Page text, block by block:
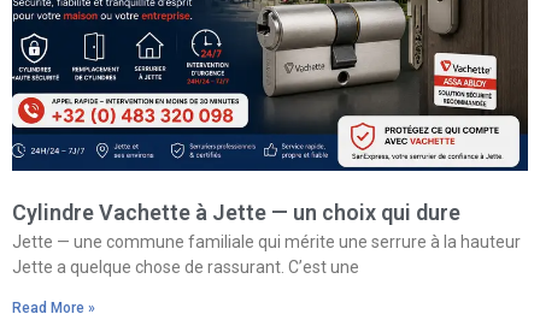
Cylindre Vachette à Jette — un choix qui dure
Jette — une commune familiale qui mérite une serrure à la hauteur
Jette a quelque chose de rassurant. C’est une
Read More »